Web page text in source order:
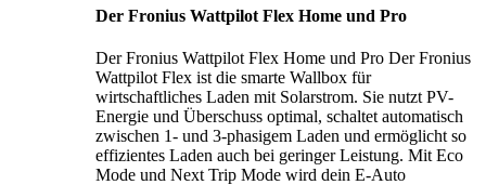
Der Fronius Wattpilot Flex Home und Pro
Der Fronius Wattpilot Flex Home und Pro Der Fronius
Wattpilot Flex ist die smarte Wallbox für
wirtschaftliches Laden mit Solarstrom. Sie nutzt PV-
Energie und Überschuss optimal, schaltet automatisch
zwischen 1- und 3-phasigem Laden und ermöglicht so
effizientes Laden auch bei geringer Leistung. Mit Eco
Mode und Next Trip Mode wird dein E-Auto